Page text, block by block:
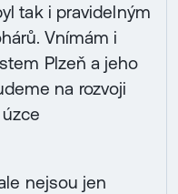
tak i pravidelným
Vnímám i
Plzeň a jeho
na rozvoji
nejsou jen